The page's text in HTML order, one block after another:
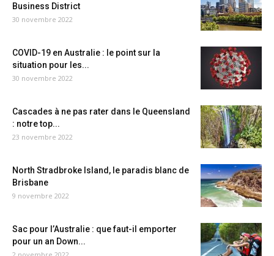
Business District
30 novembre 2022
COVID-19 en Australie : le point sur la
situation pour les...
30 novembre 2022
Cascades à ne pas rater dans le Queensland
: notre top...
23 novembre 2022
North Stradbroke Island, le paradis blanc de
Brisbane
9 novembre 2022
Sac pour l’Australie : que faut-il emporter
pour un an Down...
2 novembre 2022